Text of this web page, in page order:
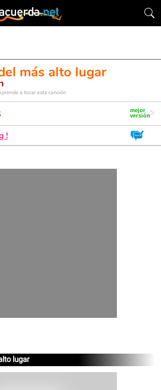
más alto lugar
a tocar esta canción
!
lugar